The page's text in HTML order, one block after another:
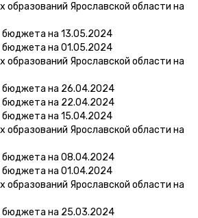
Ярославской области на
бюджета на 13.05.2024
бюджета на 01.05.2024
Ярославской области на
бюджета на 26.04.2024
бюджета на 22.04.2024
бюджета на 15.04.2024
Ярославской области на
бюджета на 08.04.2024
бюджета на 01.04.2024
Ярославской области на
бюджета на 25.03.2024